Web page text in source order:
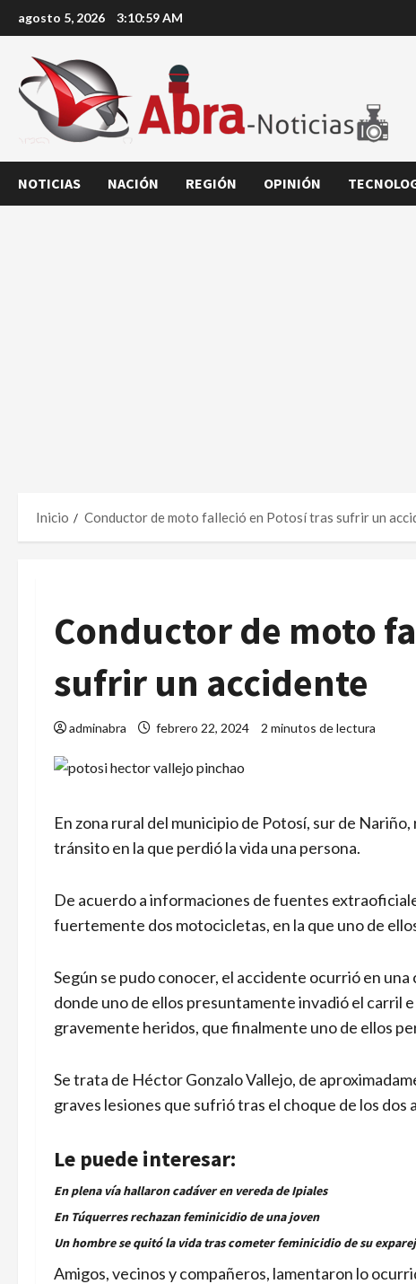
al
contenido
agosto 5, 2026 3:11:00 AM
NOTICIAS NACIÓN REGIÓN OPINIÓN
Inicio Conductor de moto falleció en Potosí tras sufrir un
Conductor de moto
sufrir un accidente
adminabra febrero 22, 2024 2 minutos de lectura
En zona rural del municipio de Potosí, sur de
tránsito en la que perdió la vida una persona.
De acuerdo a informaciones de fuentes
fuertemente dos motocicletas, en la que uno de
Según se pudo conocer, el accidente ocurrió en
donde uno de ellos presuntamente invadió el
gravemente heridos, que finalmente uno de ellos
Se trata de Héctor Gonzalo Vallejo, de
graves lesiones que sufrió tras el choque de los dos
Le puede interesar:
En plena vía hallaron cadáver en vereda de Ipiales
En Túquerres rechazan feminicidio de una joven
Un hombre se quitó la vida tras cometer feminicidio de su
Amigos, vecinos y compañeros, lamentaron lo